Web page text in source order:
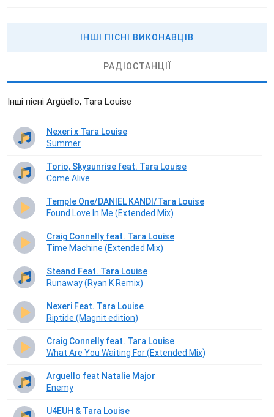
ІНШІ ПІСНІ ВИКОНАВЦІВ
РАДІОСТАНЦІЇ
Інші пісні Argüello, Tara Louise
Nexeri x Tara Louise
Summer
Torio, Skysunrise feat. Tara Louise
Come Alive
Temple One/DANIEL KANDI/Tara Louise
Found Love In Me (Extended Mix)
Craig Connelly feat. Tara Louise
Time Machine (Extended Mix)
Steand Feat. Tara Louise
Runaway (Ryan K Remix)
Nexeri Feat. Tara Louise
Riptide (Magnit edition)
Craig Connelly feat. Tara Louise
What Are You Waiting For (Extended Mix)
Arguello feat Natalie Major
Enemy
U4EUH & Tara Louise